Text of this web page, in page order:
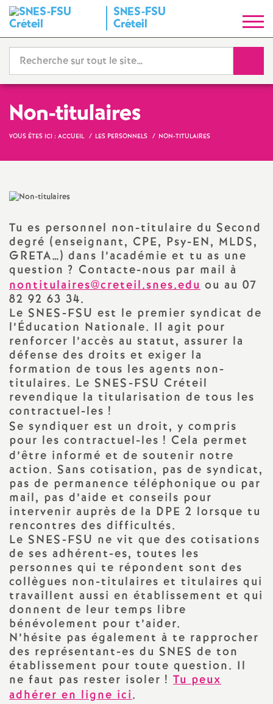
SNES-FSU
Créteil
y
n
i
t
N
a
t
i
o
n
a
l
d
e
s
n
s
Non-titulaires
VOUS ÊTES ICI : ACCUEIL LES PERSONNELS NON-TITULAIRES
Tu es personnel non-titulaire du Second
degré (enseignant, CPE, Psy-EN, MLDS,
GRETA…) dans l’académie et tu as une
question ? Contacte-nous par mail à
nontitulaires@creteil.snes.edu ou au 07
82 92 63 34.
Le SNES-FSU est le premier syndicat de
l’Éducation Nationale. Il agit pour
renforcer l’accès au statut, assurer la
défense des droits et exiger la
formation de tous les agents non-
titulaires. Le SNES-FSU Créteil
revendique la titularisation de tous les
contractuel-les !
Se syndiquer est un droit, y compris
pour les contractuel-les ! Cela permet
d’être informé et de soutenir notre
action. Sans cotisation, pas de syndicat,
pas de permanence téléphonique ou par
mail, pas d’aide et conseils pour
intervenir auprès de la DPE 2 lorsque tu
rencontres des difficultés.
Le SNES-FSU ne vit que des cotisations
de ses adhérent-es, toutes les
personnes qui te répondent sont des
collègues non-titulaires et titulaires qui
travaillent aussi en établissement et qui
donnent de leur temps libre
bénévolement pour t’aider.
N’hésite pas également à te rapprocher
des représentant-es du SNES de ton
établissement pour toute question. Il
ne faut pas rester isoler ! Tu peux
adhérer en ligne ici.